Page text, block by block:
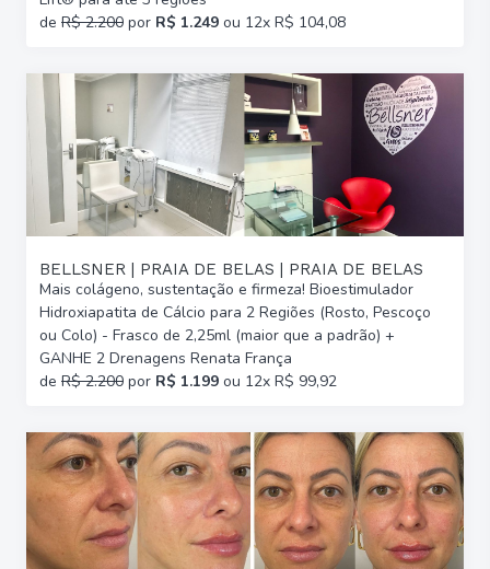
de R$ 2.200 por R$ 1.249 ou 12x R$ 104,08
BELLSNER | PRAIA DE BELAS | PRAIA DE BELAS
Mais colágeno, sustentação e firmeza! Bioestimulador
Hidroxiapatita de Cálcio para 2 Regiões (Rosto, Pescoço
ou Colo) - Frasco de 2,25ml (maior que a padrão) +
GANHE 2 Drenagens Renata França
de R$ 2.200 por R$ 1.199 ou 12x R$ 99,92